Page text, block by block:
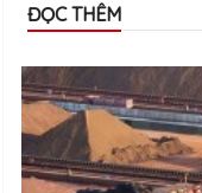
ĐỌC THÊM